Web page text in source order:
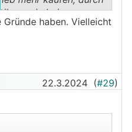
.
wie bei
nicht wirklich gut,
besser.
gewechselt, ein
in der
haben. Vielleicht
22.3.2024 (#29)